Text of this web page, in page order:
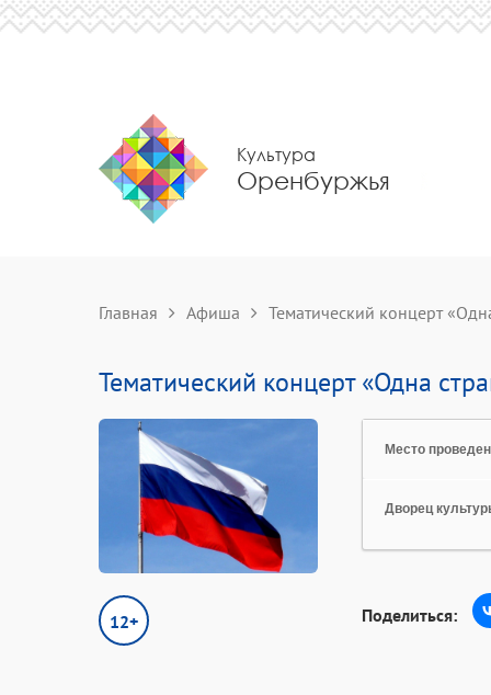
Культура
Оренбуржья
Главная Афиша Тематический концерт
Тематический концерт «Одна
12+
Место
Дворец
Поделиться: